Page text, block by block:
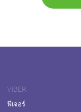
VIBER
ฟีเจอร์